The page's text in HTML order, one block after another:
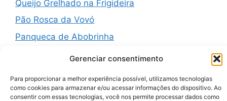
Gerenciar consentimento
Para proporcionar a melhor experiência possível, utilizamos tecnologias
como cookies para armazenar e/ou acessar informações do dispositivo. Ao
consentir com essas tecnologias, você nos permite processar dados como
Queijo Grelhado na Frigideira
Pão Rosca da Vovó
Panqueca de Abobrinha
Recent Comments